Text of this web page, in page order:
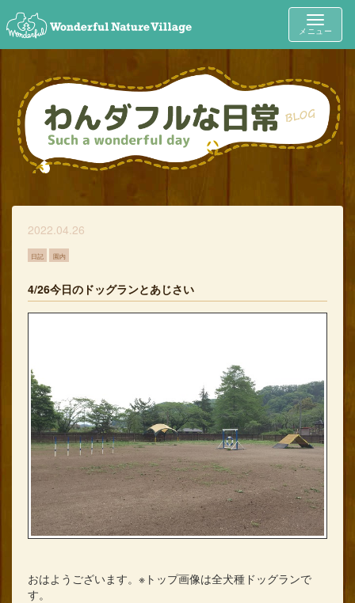
Toggle
メニュー
2022.04.26
日記 園内
4/26今日のドッグランとあじさい
おはようございます。※トップ画像は全犬種ドッグランで
す。